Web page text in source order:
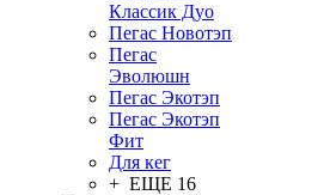
Классик Дуо
Пегас Новотэп
Пегас
Эволюшн
Пегас Экотэп
Пегас Экотэп
Фит
Для кег
+ ЕЩЕ 16